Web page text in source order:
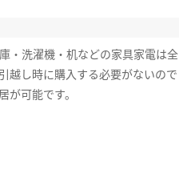
・洗濯機・机などの家具家電は全
越し時に購入する必要がないので
が可能です。